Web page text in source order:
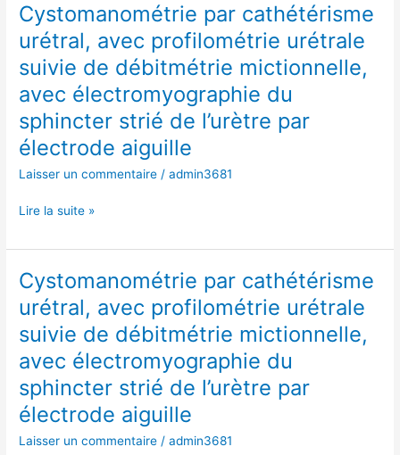
sphincter
strié
l’urètre
par
électrode
aiguille
Cystomanométrie par cathétérisme
urétral, avec profilométrie urétrale
suivie de débitmétrie mictionnelle,
avec électromyographie du
sphincter strié de l’urètre par
électrode aiguille
Laisser un commentaire /admin3681
Cystomanométrie
par
cathétérisme
urétral,
avec
urétrale
suivie
de
mictionnelle,
sphincter
strié
l’urètre
par
électrode
aiguille
Lire la suite »
Cystomanométrie par cathétérisme
urétral, avec profilométrie urétrale
suivie de débitmétrie mictionnelle,
avec électromyographie du
sphincter strié de l’urètre par
électrode aiguille
Laisser un commentaire /admin3681
Cystomanométrie
par
cathétérisme
urétral,
avec
urétrale
suivie
de